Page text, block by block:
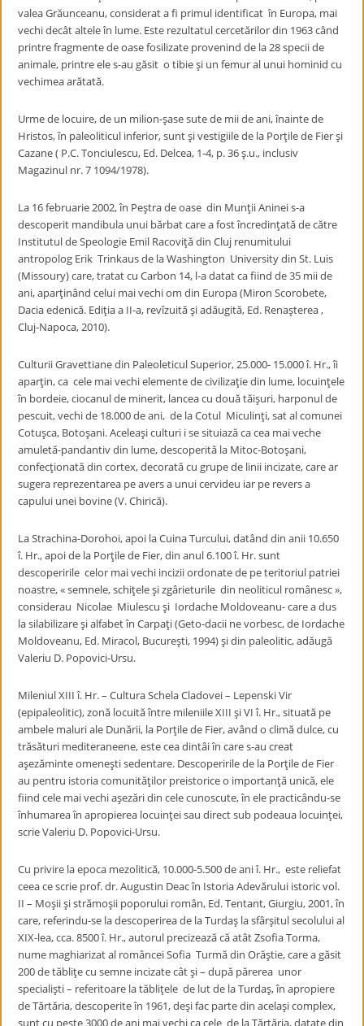
valea Grăunceanu, considerat a fi primul identificat în Europa, mai
vechi decât altele în lume. Este rezultatul cercetărilor din 1963 când
printre fragmente de oase fosilizate provenind de la 28 specii de
animale, printre ele s-au găsit o tibie şi un femur al unui hominid cu
vechimea arătată.
Urme de locuire, de un milion-şase sute de mii de ani, înainte de
Hristos, în paleoliticul inferior, sunt şi vestigiile de la Porţile de Fier şi
Cazane ( P.C. Tonciulescu, Ed. Delcea, 1-4, p. 36 ş.u., inclusiv
Magazinul nr. 7 1094/1978).
La 16 februarie 2002, în Peştra de oase din Munţii Aninei s-a
descoperit mandibula unui bărbat care a fost încredinţată de către
Institutul de Speologie Emil Racoviţă din Cluj renumitului
antropolog Erik Trinkaus de la Washington University din St. Luis
(Missoury) care, tratat cu Carbon 14, l-a datat ca fiind de 35 mii de
ani, aparţinând celui mai vechi om din Europa (Miron Scorobete,
Dacia edenică. Ediţia a II-a, revîzuită şi adăugită, Ed. Renaşterea ,
Cluj-Napoca, 2010).
Culturii Gravettiane din Paleoleticul Superior, 25.000- 15.000 î. Hr., îi
aparţin, ca cele mai vechi elemente de civilizaţie din lume, locuinţele
în bordeie, ciocanul de minerit, lancea cu două tăişuri, harponul de
pescuit, vechi de 18.000 de ani, de la Cotul Miculinţi, sat al comunei
Cotuşca, Botoşani. Aceleaşi culturi i se situiază ca cea mai veche
amuletă-pandantiv din lume, descoperită la Mitoc-Botoşani,
confecţionată din cortex, decorată cu grupe de linii incizate, care ar
sugera reprezentarea pe avers a unui cervideu iar pe revers a
capului unei bovine (V. Chirică).
La Strachina-Dorohoi, apoi la Cuina Turcului, datând din anii 10.650
î. Hr., apoi de la Porţile de Fier, din anul 6.100 î. Hr. sunt
descoperirile celor mai vechi incizii ordonate de pe teritoriul patriei
noastre, « semnele, schiţele şi zgârieturile din neoliticul românesc »,
considerau Nicolae Miulescu şi Iordache Moldoveanu- care a dus
la silabilizare şi alfabet în Carpaţi (Geto-dacii ne vorbesc, de Iordache
Moldoveanu, Ed. Miracol, Bucureşti, 1994) şi din paleolitic, adăugă
Valeriu D. Popovici-Ursu.
Mileniul XIII î. Hr. – Cultura Schela Cladovei – Lepenski Vir
(epipaleolitic), zonă locuită între mileniile XIII şi VI î. Hr., situată pe
ambele maluri ale Dunării, la Porţile de Fier, având o climă dulce, cu
trăsături mediteraneene, este cea dintâi în care s-au creat
aşezăminte omeneşti sedentare. Descoperirile de la Porţile de Fier
au pentru istoria comunităţilor preistorice o importanţă unică, ele
fiind cele mai vechi aşezări din cele cunoscute, în ele practicându-se
înhumarea în apropierea locuinţei sau direct sub podeaua locuinţei,
scrie Valeriu D. Popovici-Ursu.
Cu privire la epoca mezolitică, 10.000-5.500 de ani î. Hr., este reliefat
ceea ce scrie prof. dr. Augustin Deac în Istoria Adevărului istoric vol.
II – Moşii şi strămoşii poporului român, Ed. Tentant, Giurgiu, 2001, în
care, referindu-se la descoperirea de la Turdaş la sfârşitul secolului al
XIX-lea, cca. 8500 î. Hr., autorul precizează că atât Zsofia Torma,
nume maghiarizat al româncei Sofia Turmă din Orăştie, care a găsit
200 de tăbliţe cu semne incizate cât şi – după părerea unor
specialişti – referitoare la tăbliţele de lut de la Turdaş, în apropiere
de Tărtăria, descoperite în 1961, deşi fac parte din acelaşi complex,
sunt cu peste 3000 de ani mai vechi ca cele de la Tărtăria, datate din